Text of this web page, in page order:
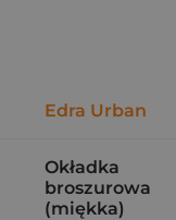
Edra Urban
Okładka
broszurowa
(miękka)